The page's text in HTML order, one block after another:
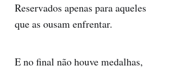
Reservados apenas para aqueles
que as ousam enfrentar.
E no final não houve medalhas,